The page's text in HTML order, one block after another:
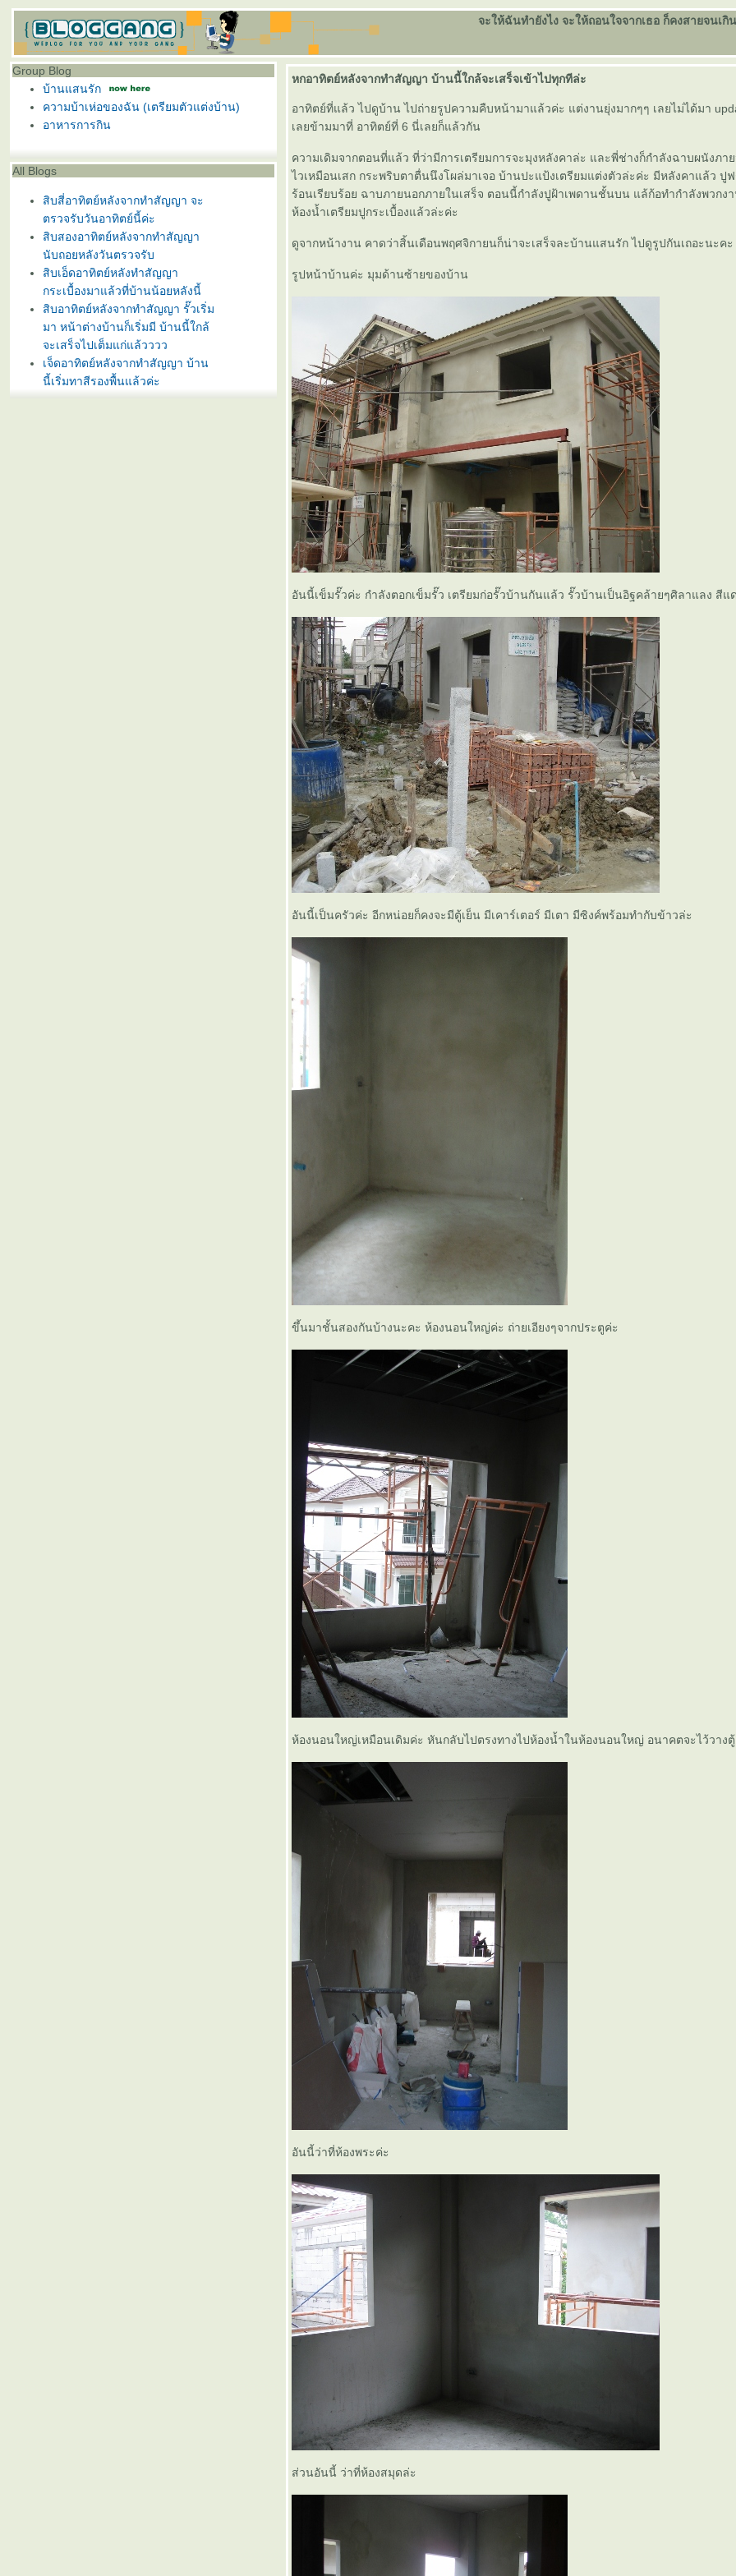
จะให้ฉันทำยังไง จะให้ถอนใจจากเธอ ก็คงสายจนเ
Group Blog
บ้านแสนรัก
ความบ้าเห่อของฉัน (เตรียมตัวแต่งบ้าน)
อาหารการกิน
All Blogs
สิบสี่อาทิตย์หลังจากทำสัญญา จะ
ตรวจรับวันอาทิตย์นี้ค่ะ
สิบสองอาทิตย์หลังจากทำสัญญา
นับถอยหลังวันตรวจรับ
สิบเอ็ดอาทิตย์หลังทำสัญญา
กระเบื้องมาแล้วที่บ้านน้อยหลังนี้
สิบอาทิตย์หลังจากทำสัญญา รั๊วเริ่ม
มา หน้าต่างบ้านก็เริ่มมี บ้านนี้ใกล้
จะเสร็จไปเต็มแก่แล้วววว
เจ็ดอาทิตย์หลังจากทำสัญญา บ้าน
นี้เริ่มทาสีรองพื้นแล้วค่ะ
หกอาทิตย์หลังจากทำสัญญา บ้านนี้ใกล้จะเสร็จเข้าไปทุกทีล่ะ
อาทิตย์ที่แล้ว ไปดูบ้าน ไปถ่ายรูปความคืบหน้ามาแล้วค่ะ แต่งานยุ่งมากๆๆ เลยไม่ได้มา
เลยข้ามมาที่ อาทิตย์ที่ 6 นี่เลยก็แล้วกัน
ความเดิมจากตอนที่แล้ว ที่ว่ามีการเตรียมการจะมุงหลังคาล่ะ และพี่ช่างก็กำลังฉาบผนังภา
ไวเหมือนเสก กระพริบตาตื่นนึงโผล่มาเจอ บ้านปะแป้งเตรียมแต่งตัวล่ะค่ะ มีหลังคาแล้ว ปู
ร้อนเรียบร้อย ฉาบภายนอกภายในเสร็จ ตอนนี้กำลังปูฝ้าเพดานชั้นบน แล้ก้อทำกำลังพวกง
ห้องน้ำเตรียมปูกระเบื้องแล้วล่ะค่ะ
ดูจากหน้างาน คาดว่าสิ้นเดือนพฤศจิกายนก็น่าจะเสร็จละบ้านแสนรัก ไปดูรูปกันเถอะนะคะ
รูปหน้าบ้านค่ะ มุมด้านซ้ายของบ้าน
อันนี้เข็มรั๊วค่ะ กำลังตอกเข็มรั๊ว เตรียมก่อรั๊วบ้านกันแล้ว รั๊วบ้านเป็นอิฐคล้ายๆศิลาแลง สีแ
อันนี้เป็นครัวค่ะ อีกหน่อยก็คงจะมีตู้เย็น มีเคาร์เตอร์ มีเตา มีซิงค์พร้อมทำกับข้าวล่ะ
ขึ้นมาชั้นสองกันบ้างนะคะ ห้องนอนใหญ่ค่ะ ถ่ายเอียงๆจากประตูค่ะ
ห้องนอนใหญ่เหมือนเดิมค่ะ หันกลับไปตรงทางไปห้องน้ำในห้องนอนใหญ่ อนาคตจะไว้วางตู้
อันนี้ว่าที่ห้องพระค่ะ
ส่วนอันนี้ ว่าที่ห้องสมุดล่ะ